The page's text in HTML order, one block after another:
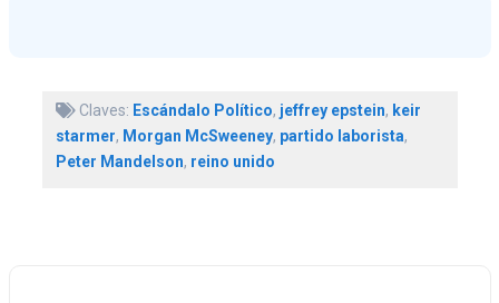
Claves: Escándalo Político, jeffrey epstein, keir
starmer, Morgan McSweeney, partido laborista,
Peter Mandelson, reino unido